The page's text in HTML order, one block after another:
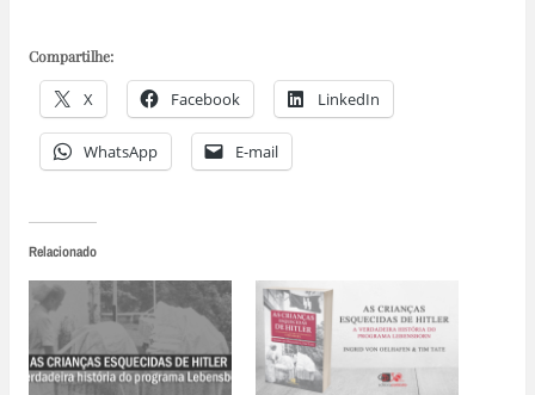
Compartilhe:
X Facebook LinkedIn
WhatsApp E-mail
Relacionado